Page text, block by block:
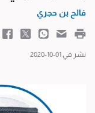
فالح بن حجري
نشر في 01-10-2020